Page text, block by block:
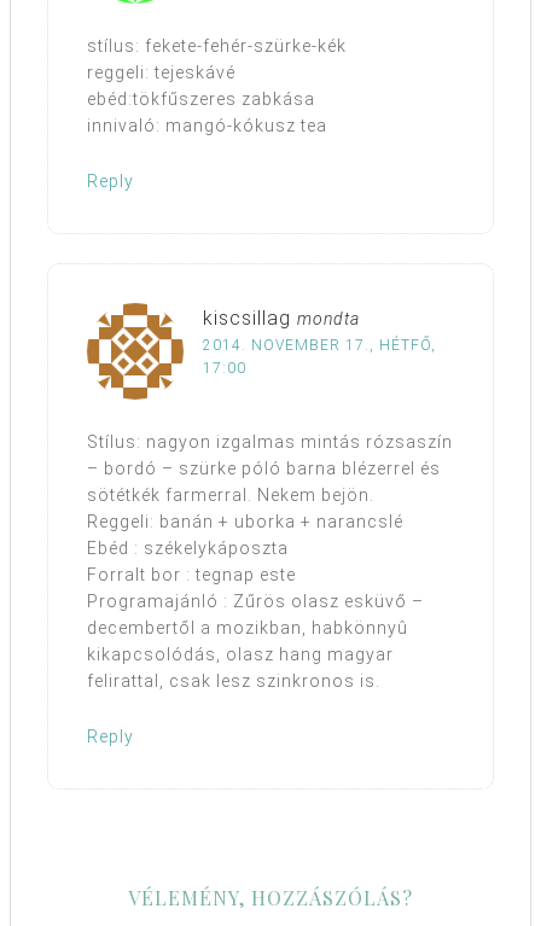
stílus: fekete-fehér-szürke-kék
reggeli: tejeskávé
ebéd:tökfűszeres zabkása
innivaló: mangó-kókusz tea
Reply
kiscsillag mondta
2014. NOVEMBER 17., HÉTFŐ,
17:00
Stílus: nagyon izgalmas mintás rózsaszín
– bordó – szürke póló barna blézerrel és
sötétkék farmerral. Nekem bejön.
Reggeli: banán + uborka + narancslé
Ebéd : székelykáposzta
Forralt bor : tegnap este
Programajánló : Zűrös olasz esküvő –
decembertől a mozikban, habkönnyû
kikapcsolódás, olasz hang magyar
felirattal, csak lesz szinkronos is.
Reply
VÉLEMÉNY, HOZZÁSZÓLÁS?